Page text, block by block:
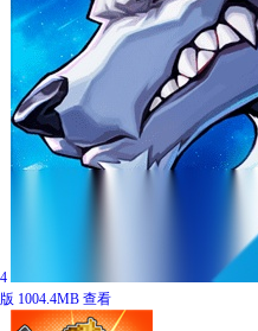
4
版 1004.4MB 查看